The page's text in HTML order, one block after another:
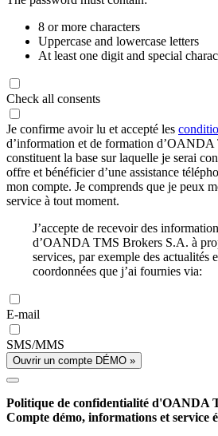
8 or more characters
Uppercase and lowercase letters
At least one digit and special
Check all consents
Je confirme avoir lu et accepté les
d’information et de formation
constituent la base sur laquelle je serai
offre et bénéficier d’une assistance
mon compte. Je comprends que je peux
service à tout moment.
J’accepte de recevoir des
d’OANDA TMS Brokers S.A. à
services, par exemple des actualités
coordonnées que j’ai fournies via:
E-mail
SMS/MMS
Ouvrir un compte DÉMO »
Politique de confidentialité d'OANDA
Compte démo, informations et service